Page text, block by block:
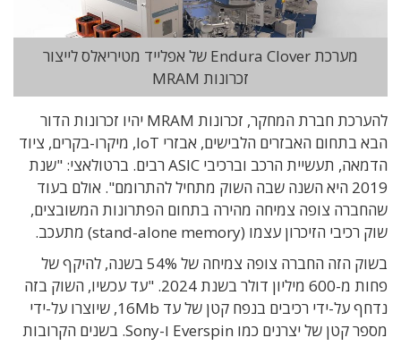
מערכת Endura Clover של אפלייד מטיריאלס לייצור
זכרונות MRAM
להערכת חברת המחקר, זכרונות MRAM יהיו זכרונות הדור
הבא בתחום האבזרים הלבישים, אבזרי IoT, מיקרו-בקרים, ציוד
הדמאה, תעשיית הרכב וברכיבי ASIC רבים. ברטולאצי: "שנת
2019 היא השנה שבה השוק מתחיל להתרומם". אולם בעוד
שהחברה צופה צמיחה מהירה בתחום הפתרונות המשובצים,
שוק רכיבי הזיכרון עצמו (stand-alone memory) מתעכב.
בשוק הזה החברה צופה צמיחה של 54% בשנה, להיקף של
פחות מ-600 מיליון דולר בשנת 2024. "עד עכשיו, השוק בזה
נדחף על-ידי רכיבים בנפח קטן של עד 16Mb, שיוצרו על-ידי
מספר קטן של יצרנים כמו Everspin ו-Sony. בשנים הקרובות